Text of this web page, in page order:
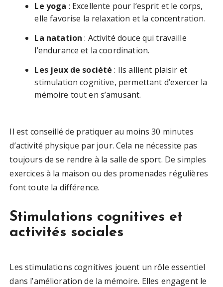
Le yoga : Excellente pour l’esprit et le corps,
elle favorise la relaxation et la concentration.
La natation : Activité douce qui travaille
l’endurance et la coordination.
Les jeux de société : Ils allient plaisir et
stimulation cognitive, permettant d’exercer la
mémoire tout en s’amusant.
Il est conseillé de pratiquer au moins 30 minutes
d’activité physique par jour. Cela ne nécessite pas
toujours de se rendre à la salle de sport. De simples
exercices à la maison ou des promenades régulières
font toute la différence.
Stimulations cognitives et
activités sociales
Les stimulations cognitives jouent un rôle essentiel
dans l’amélioration de la mémoire. Elles engagent le